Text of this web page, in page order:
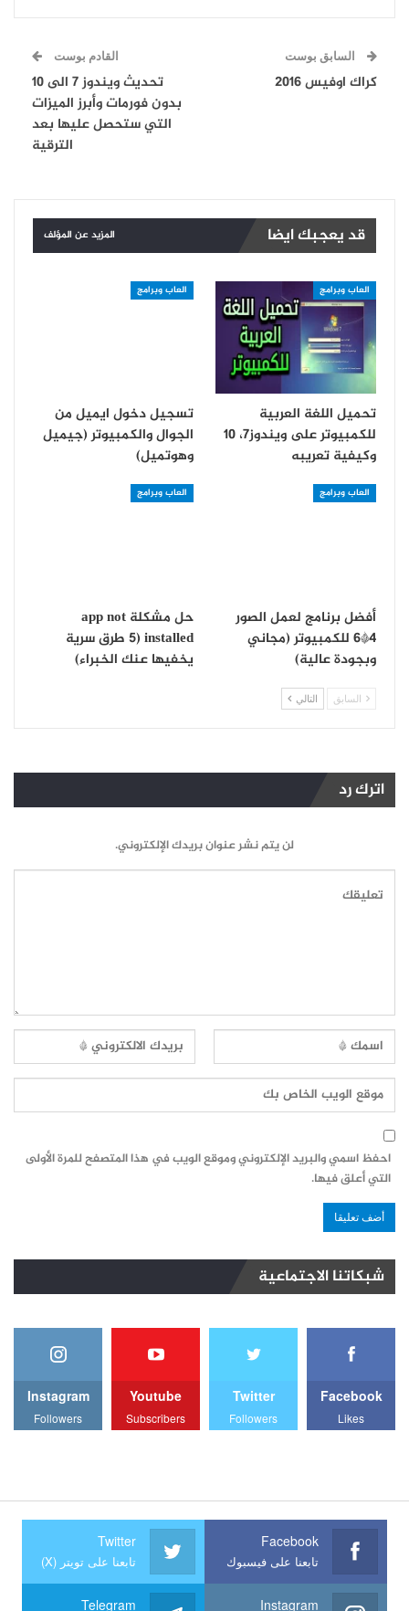
السابق بوست
كراك اوفيس 2016
القادم بوست
تحديث ويندوز 7 الى 10
بدون فورمات وأبرز الميزات
التي ستحصل عليها بعد
الترقية
قد يعجبك ايضا المزيد عن المؤلف
العاب وبرامج
تحميل اللغة العربية
للكمبيوتر على ويندوز7، 10
وكيفية تعريبه
العاب وبرامج
تسجيل دخول ايميل من
الجوال والكمبيوتر (جيميل
وهوتميل)
العاب وبرامج
أفضل برنامج لعمل الصور
4*6 للكمبيوتر (مجاني
وبجودة عالية)
العاب وبرامج
حل مشكلة app not
installed (5 طرق سرية
يخفيها عنك الخبراء)
السابق التالي
اترك رد
لن يتم نشر عنوان بريدك الإلكتروني.
احفظ اسمي والبريد الإلكتروني وموقع الويب في هذا المتصفح للمرة الأولى
التي أعلق فيها.
شبكاتنا الاجتماعية
Facebook
Likes
Twitter
Followers
Youtube
Subscribers
Instagram
Followers
Facebook
تابعنا على فيسبوك
Twitter
تابعنا على تويتر (X)
Instagram
Telegram